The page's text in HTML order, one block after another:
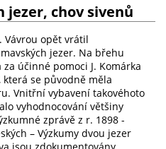
jezer, chov sivenů
Vávrou opět vrátil
jezer. Na břehu
účinné pomoci J. Komárka
která se původně měla
Vnitřní vybavení takovéhoto
vyhodnocování většiny
zprávě z r. 1898 -
– Výzkumy dvou jezer